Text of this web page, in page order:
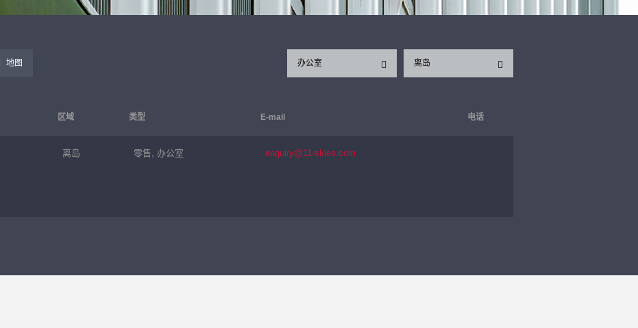
地图 离岛
办公室
区域 类型 E-mail 电话
离岛 零售, 办公室 enquiry@11-skies.com